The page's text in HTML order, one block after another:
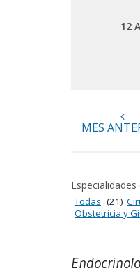
12
MES
Todas (21)
Obstetricia y